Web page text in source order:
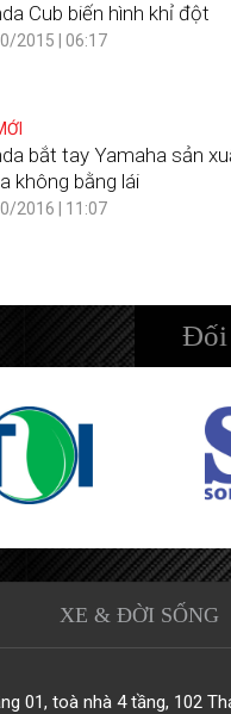
Cub biến hình khỉ đột
2015 | 06:17
bắt tay Yamaha sản
không bằng lái
2016 | 11:07
Đối
XE & ĐỜI SỐNG
01, toà nhà 4 tầng, 102